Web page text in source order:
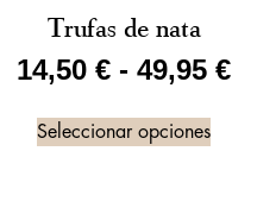
Trufas de nata
14,50 € - 49,95 €
Seleccionar opciones